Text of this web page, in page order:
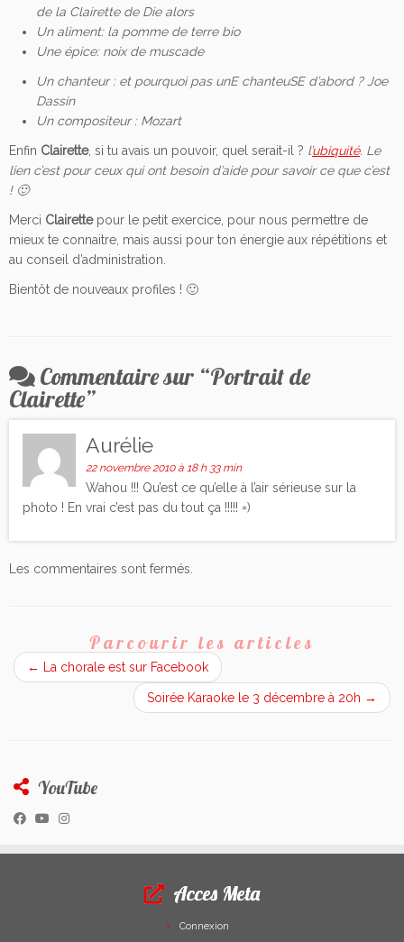
de la Clairette de Die alors
Un aliment: la pomme de terre bio
Une épice: noix de muscade
Un chanteur : et pourquoi pas unE chanteuSE d’abord ? Joe
Dassin
Un compositeur : Mozart
Enfin Clairette, si tu avais un pouvoir, quel serait-il ? l’ubiquité. Le
lien c’est pour ceux qui ont besoin d’aide pour savoir ce que c’est
! 🙂
Merci Clairettepour le petit exercice, pour nous permettre de
mieux te connaitre, mais aussi pour ton énergie aux répétitions et
au conseil d’administration.
Bientôt de nouveaux profiles ! 🙂
Commentaire sur “Portrait de
Clairette”
Aurélie
22 novembre 2010 à 18 h 33 min
Wahou !!! Qu’est ce qu’elle à l’air sérieuse sur la
photo ! En vrai c’est pas du tout ça !!!!! =)
Les commentaires sont fermés.
Parcourir les articles
← La chorale est sur Facebook
Soirée Karaoke le 3 décembre à 20h →
YouTube
Acces Meta
Connexion